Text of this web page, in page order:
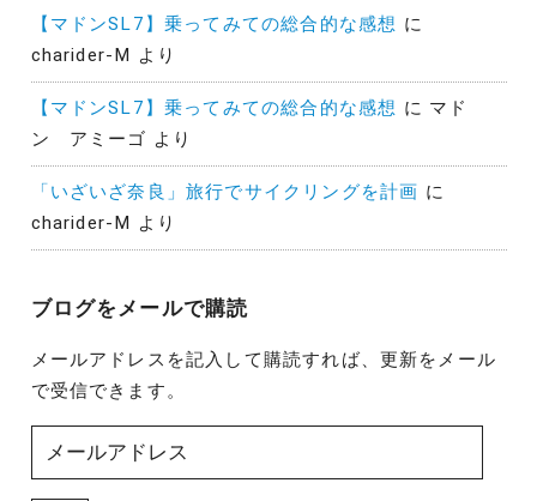
【マドンSL7】乗ってみての総合的な感想 に
charider-M
より
【マドンSL7】乗ってみての総合的な感想 に マド
ン アミーゴ より
「いざいざ奈良」旅行でサイクリングを計画 に
charider-M
より
ブログをメールで購読
メールアドレスを記入して購読すれば、更新をメール
で受信できます。